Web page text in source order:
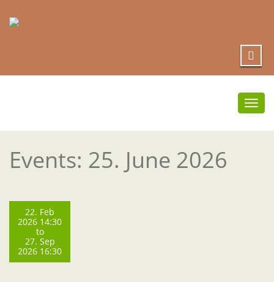
Events: 25. June 2026
22. Feb
2026 14:30
to
27. Sep
2026 16:30